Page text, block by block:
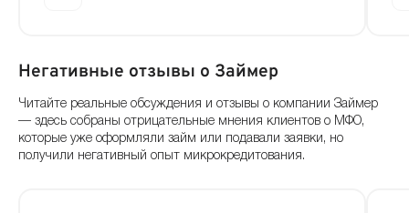
Негативные отзывы о Займер
Читайте реальные обсуждения и отзывы о компании Займер
— здесь собраны отрицательные мнения клиентов о МФО,
которые уже оформляли займ или подавали заявки, но
получили негативный опыт микрокредитования.